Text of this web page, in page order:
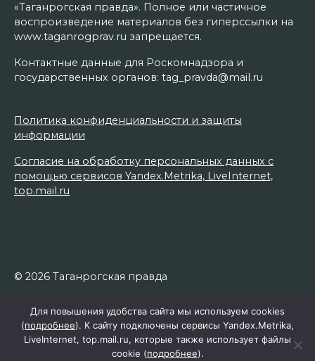
«Таганрогская правда». Полное или частичное
воспроизведение материалов без гиперссылки на
www.taganrogprav.ru запрещается.
Контактные данные для Роскомнадзора и
государственных органов: tag_pravda@mail.ru
Политика конфиденциальности и защиты
информации
Согласие на обработку персональных данных с
помощью сервисов Yandex.Metrika, LiveInternet,
top.mail.ru
© 2026 Таганрогская правда
Для повышения удобства сайта мы используем cookies
(подробнее). К сайту подключены сервисы Yandex.Metrika,
LiveInternet, top.mail.ru, которые также использует файлы
cookie (подробнее).